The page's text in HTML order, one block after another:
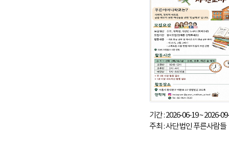
기간 : 2026-06-19 ~ 2026-
주최 : 사단법인 푸른사람들